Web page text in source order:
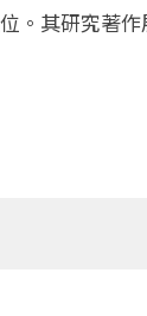
。其研究著